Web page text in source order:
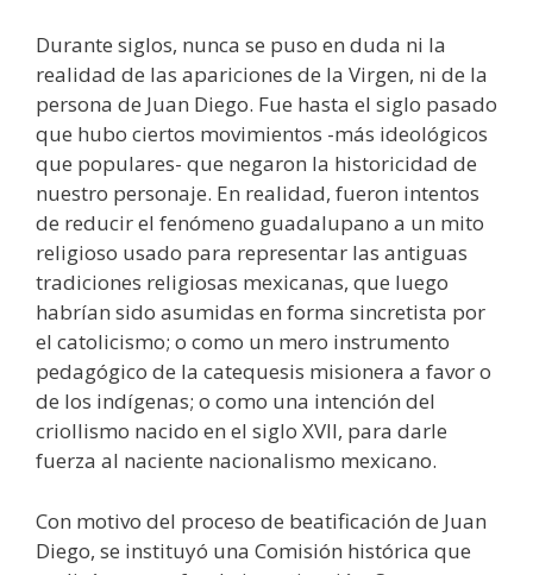
Durante siglos, nunca se puso en duda ni la
realidad de las apariciones de la Virgen, ni de la
persona de Juan Diego. Fue hasta el siglo pasado
que hubo ciertos movimientos -más ideológicos
que populares- que negaron la historicidad de
nuestro personaje. En realidad, fueron intentos
de reducir el fenómeno guadalupano a un mito
religioso usado para representar las antiguas
tradiciones religiosas mexicanas, que luego
habrían sido asumidas en forma sincretista por
el catolicismo; o como un mero instrumento
pedagógico de la catequesis misionera a favor o
de los indígenas; o como una intención del
criollismo nacido en el siglo XVII, para darle
fuerza al naciente nacionalismo mexicano.
Con motivo del proceso de beatificación de Juan
Diego, se instituyó una Comisión histórica que